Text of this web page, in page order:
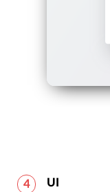
UI